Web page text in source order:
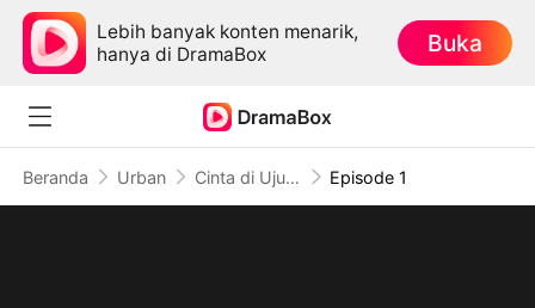
Lebih banyak konten menarik,
hanya di DramaBox
Buka
Beranda Urban Cinta di Ujung Ketidakpastian Episode 1